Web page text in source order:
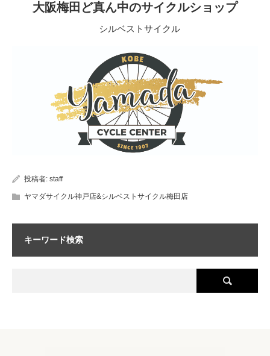
大阪梅田ど真ん中のサイクルショップ
シルベストサイクル
投稿者: staff
ヤマダサイクル神戸店&シルベストサイクル梅田店
キーワード検索